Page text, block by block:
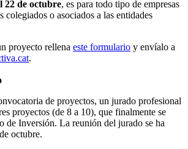
22 de octubre, es para todo tipo de empresas
colegiados o asociados a las entidades
proyecto rellena este formulario y envíalo a
.
de proyectos, un jurado profesional
proyectos (de 8 a 10), que finalmente se
de Inversión. La reunión del jurado se ha
octubre.